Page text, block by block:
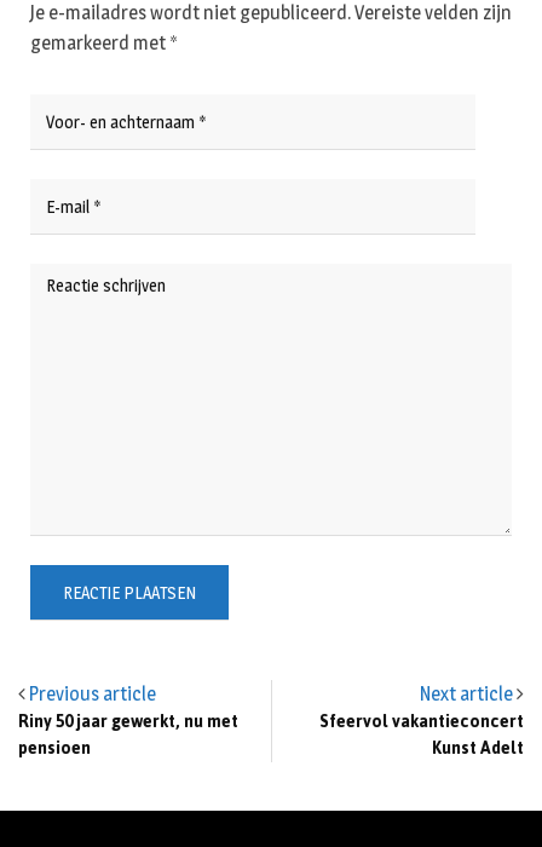
Previous article
Riny 50 jaar gewerkt, nu met
pensioen
Next article
Sfeervol vakantieconcert
Kunst Adelt
Je e-mailadres wordt niet gepubliceerd.Vereiste velden zijn
gemarkeerd met *